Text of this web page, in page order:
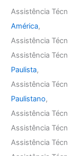
Assistência
América,
Assistência
Assistência
Paulista,
Assistência
Paulistano,
Assistência
Assistência
Assistência